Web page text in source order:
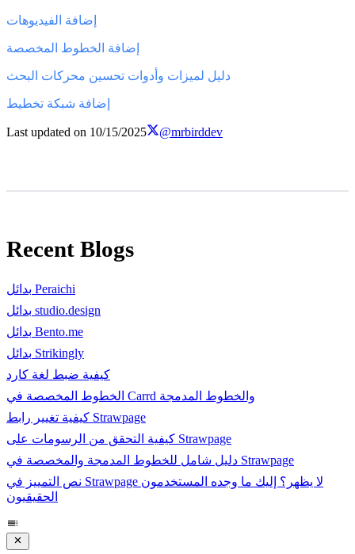
إضافة الفيديوهات
إضافة الخطوط المخصصة
دليل لميزات وأدوات تحسين محركات البحث
إضافة شبكة تخطيط
Last updated on 10/15/2025 @mrbirddev
Recent Blogs
بدائل Peraichi
بدائل studio.design
بدائل Bento.me
بدائل Strikingly
كيفية ضبط لغة كارد
الخطوط المخصصة في Carrd والخطوط المدمجة
كيفية تغيير رابط Strawpage
كيفية التحقق من الرسومات على Strawpage
دليل شامل للخطوط المدمجة والمخصصة في Strawpage
نص التمييز في Strawpage لا يظهر؟ إليك ما وجده المستخدمون
الحقيقيون